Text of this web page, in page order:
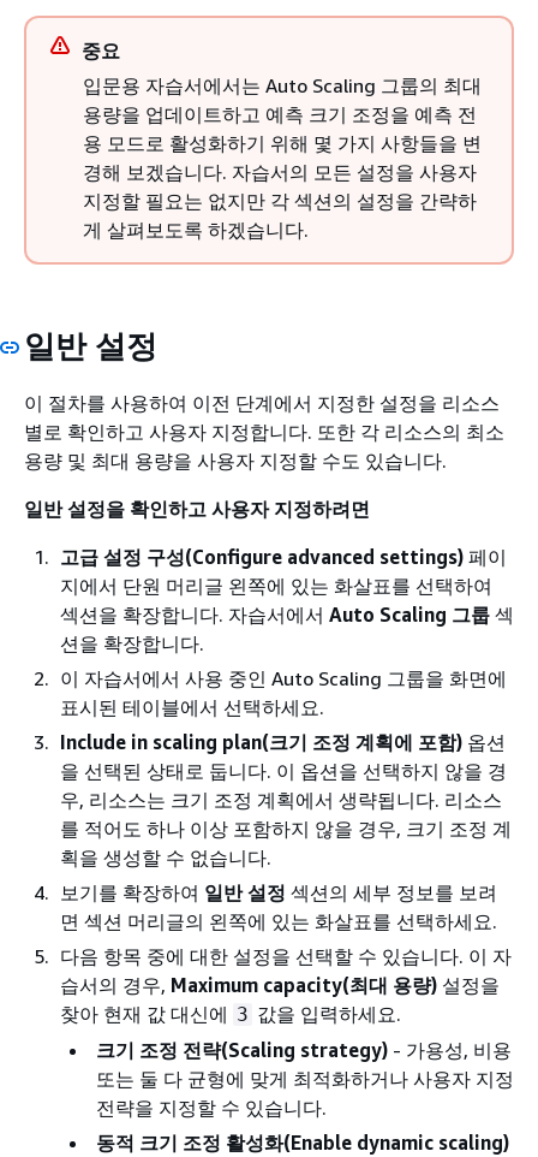
중요
입문용 자습서에서는 Auto Scaling 그룹의 최대
용량을 업데이트하고 예측 크기 조정을 예측 전
용 모드로 활성화하기 위해 몇 가지 사항들을 변
경해 보겠습니다. 자습서의 모든 설정을 사용자
지정할 필요는 없지만 각 섹션의 설정을 간략하
게 살펴보도록 하겠습니다.
일반 설정
이 절차를 사용하여 이전 단계에서 지정한 설정을 리소스
별로 확인하고 사용자 지정합니다. 또한 각 리소스의 최소
용량 및 최대 용량을 사용자 지정할 수도 있습니다.
일반 설정을 확인하고 사용자 지정하려면
고급 설정 구성(Configure advanced settings) 페이
지에서 단원 머리글 왼쪽에 있는 화살표를 선택하여
섹션을 확장합니다. 자습서에서 Auto Scaling 그룹 섹
션을 확장합니다.
이 자습서에서 사용 중인 Auto Scaling 그룹을 화면에
표시된 테이블에서 선택하세요.
Include in scaling plan(크기 조정 계획에 포함) 옵션
을 선택된 상태로 둡니다. 이 옵션을 선택하지 않을 경
우, 리소스는 크기 조정 계획에서 생략됩니다. 리소스
를 적어도 하나 이상 포함하지 않을 경우, 크기 조정 계
획을 생성할 수 없습니다.
보기를 확장하여 일반 설정 섹션의 세부 정보를 보려
면 섹션 머리글의 왼쪽에 있는 화살표를 선택하세요.
다음 항목 중에 대한 설정을 선택할 수 있습니다. 이 자
습서의 경우, Maximum capacity(최대 용량) 설정을
찾아 현재 값 대신에 3 값을 입력하세요.
크기 조정 전략(Scaling strategy) - 가용성, 비용
또는 둘 다 균형에 맞게 최적화하거나 사용자 지정
전략을 지정할 수 있습니다.
동적 크기 조정 활성화(Enable dynamic scaling)